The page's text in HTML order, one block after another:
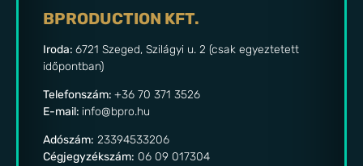
BPRODUCTION KFT.
Iroda: 6721 Szeged, Szilágyi u. 2 (csak egyeztetett
időpontban)
Telefonszám: +36 70 371 3526
E-mail: info@bpro.hu
Adószám: 23394533206
Cégjegyzékszám: 06 09 017304